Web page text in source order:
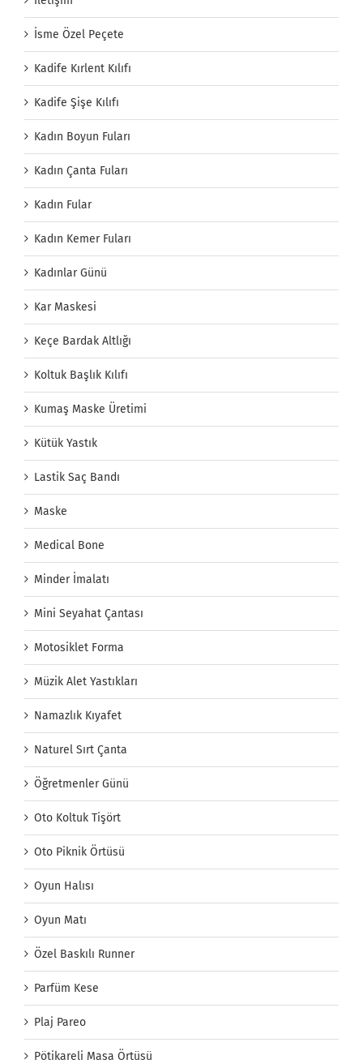
İsme Özel Peçete
Kadife Kırlent Kılıfı
Kadife Şişe Kılıfı
Kadın Boyun Fuları
Kadın Çanta Fuları
Kadın Fular
Kadın Kemer Fuları
Kadınlar Günü
Kar Maskesi
Keçe Bardak Altlığı
Koltuk Başlık Kılıfı
Kumaş Maske Üretimi
Kütük Yastık
Lastik Saç Bandı
Maske
Medical Bone
Minder İmalatı
Mini Seyahat Çantası
Motosiklet Forma
Müzik Alet Yastıkları
Namazlık Kıyafet
Naturel Sırt Çanta
Öğretmenler Günü
Oto Koltuk Tişört
Oto Piknik Örtüsü
Oyun Halısı
Oyun Matı
Özel Baskılı Runner
Parfüm Kese
Plaj Pareo
Pötikareli Masa Örtüsü